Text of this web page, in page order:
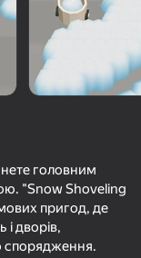
Разнеси Всё В Дребезги!
Mr. Slice
58
головним
"Snow Shoveling
пригод, де
дворів,
спорядження.